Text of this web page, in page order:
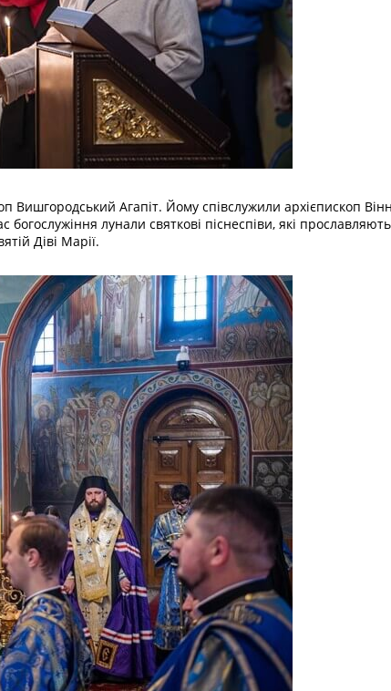
Вишгородський Агапіт. Йому співслужили архієпископ
лунали святкові піснеспіви, які
Діві Марії.